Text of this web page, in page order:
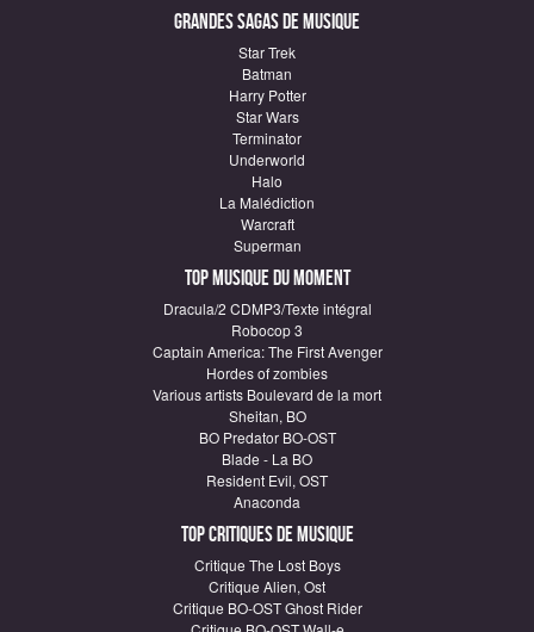
Grandes sagas de Musique
Star Trek
Batman
Harry Potter
Star Wars
Terminator
Underworld
Halo
La Malédiction
Warcraft
Superman
Top Musique du moment
Dracula/2 CDMP3/Texte intégral
Robocop 3
Captain America: The First Avenger
Hordes of zombies
Various artists Boulevard de la mort
Sheitan, BO
BO Predator BO-OST
Blade - La BO
Resident Evil, OST
Anaconda
Top critiques de Musique
Critique The Lost Boys
Critique Alien, Ost
Critique BO-OST Ghost Rider